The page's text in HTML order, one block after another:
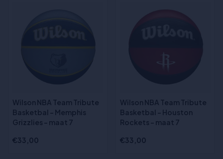
Wilson NBA Team Tribute
Basketbal - Memphis
Grizzlies - maat 7
€33,00
Wilson NBA Team Tribute
Basketbal - Houston
Rockets - maat 7
€33,00